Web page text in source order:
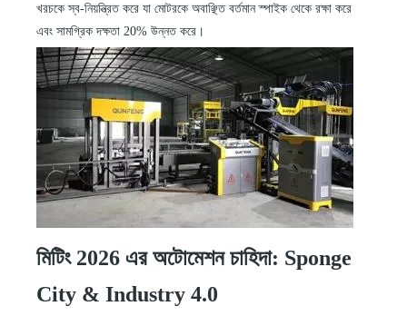
খরচকে স্ব-নিয়ন্ত্রিত করে যা মোটরকে অবাঞ্ছিত বর্তমান স্পাইক থেকে রক্ষা করে
এবং সামগ্রিক দক্ষতা 20% উন্নত করে।
মিটিং 2026 এরঅটোমেশন চাহিদা: Sponge
City & Industry 4.0